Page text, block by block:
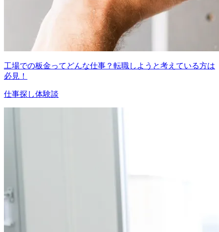
工場での板金ってどんな仕事？転職しようと考えている方は
必見！
仕事探し体験談